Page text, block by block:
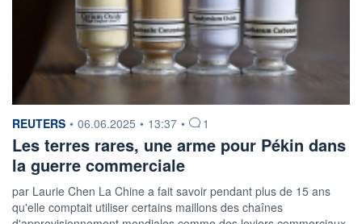
information fournie par
REUTERS • 06.06.2025 • 13:37 • 1
Les terres rares, une arme pour Pékin dans
la guerre commerciale
par Laurie Chen La Chine a fait savoir pendant plus de 15 ans
qu'elle comptait utiliser certains maillons des chaînes